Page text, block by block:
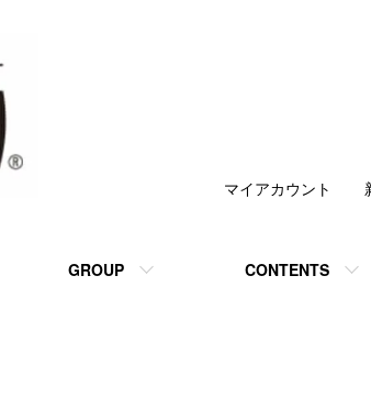
GROUP CONTENTS
マイアカウント